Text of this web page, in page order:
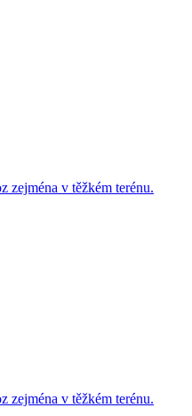
zejména v těžkém terénu.
zejména v těžkém terénu.